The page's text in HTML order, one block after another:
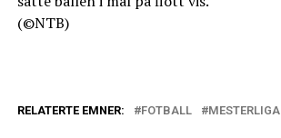
(©NTB)
RELATERTE EMNER: FOTBALL MESTERLIGA